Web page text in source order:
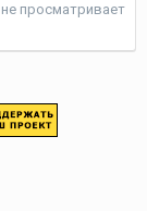
просматривает